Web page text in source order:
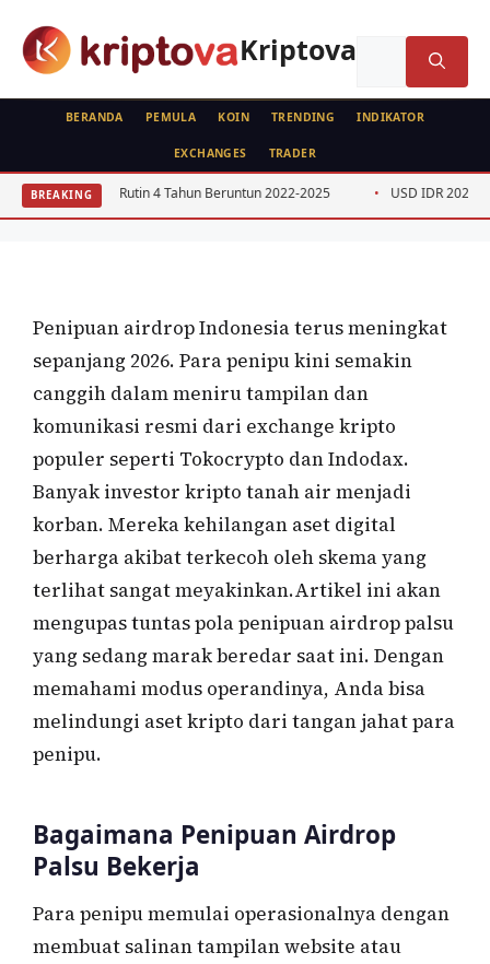
Kriptova
BERANDA PEMULA KOIN TRENDING INDIKATOR
EXCHANGES TRADER
BREAKING
Rutin 4 Tahun Beruntun 2022-2025 USD IDR 2026: Dampak
Waspada Penipuan Airdrop Palsu
Tokocrypto dan Indodax 2026
Penipuan airdrop Indonesia terus meningkat
sepanjang 2026. Para penipu kini semakin
canggih dalam meniru tampilan dan
komunikasi resmi dari exchange kripto
populer seperti Tokocrypto dan Indodax.
Banyak investor kripto tanah air menjadi
korban. Mereka kehilangan aset digital
berharga akibat terkecoh oleh skema yang
terlihat sangat meyakinkan.Artikel ini akan
mengupas tuntas pola penipuan airdrop palsu
yang sedang marak beredar saat ini. Dengan
memahami modus operandinya, Anda bisa
melindungi aset kripto dari tangan jahat para
penipu.
Bagaimana Penipuan Airdrop
Palsu Bekerja
Para penipu memulai operasionalnya dengan
membuat salinan tampilan website atau